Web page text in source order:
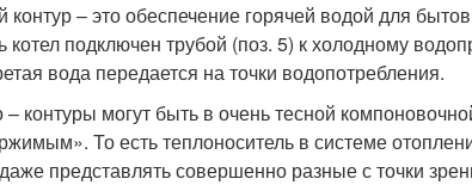
контур – это обеспечение горячей водой для
котел подключен трубой (поз. 5) к холодному
вода передается на точки водопотребления.
контуры могут быть в очень тесной
То есть теплоноситель в системе
представлять совершенно разные с точки